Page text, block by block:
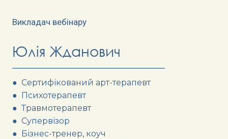
Викладач вебінару
Юлія Жданович
● Сертифікований арт-терапевт
● Психотерапевт
● Травмотерапевт
● Супервізор
● Бізнес-тренер, коуч